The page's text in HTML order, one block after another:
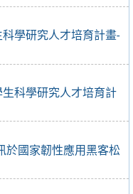
科學研究人才培育計畫-
生科學研究人才培育計
於國家韌性應用黑客松